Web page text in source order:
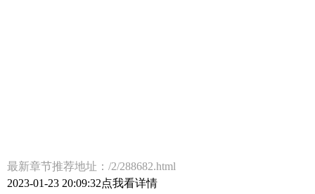
最新章节推荐地址：/2/288682.html
2023-01-23 20:09:32点我看详情